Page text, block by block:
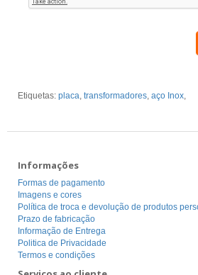
Etiquetas: placa, transformadores, aço Inox,
Informações
Formas de pagamento
Imagens e cores
Política de troca e devolução de produtos
Prazo de fabricação
Informação de Entrega
Politica de Privacidade
Termos e condições